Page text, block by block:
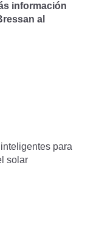
información
al
para
solar